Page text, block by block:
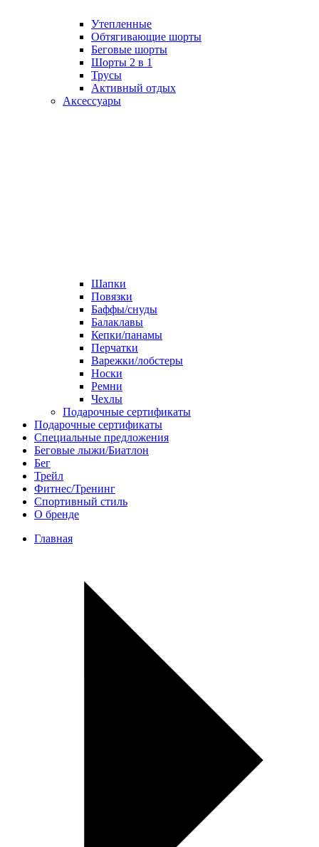
Утепленные
Обтягивающие шорты
Беговые шорты
Шорты 2 в 1
Трусы
Активный отдых
Аксессуары
Шапки
Повязки
Баффы/снуды
Балаклавы
Кепки/панамы
Перчатки
Варежки/лобстеры
Носки
Ремни
Чехлы
Подарочные сертификаты
Подарочные сертификаты
Специальные предложения
Беговые лыжи/Биатлон
Бег
Трейл
Фитнес/Тренинг
Спортивный стиль
О бренде
Главная